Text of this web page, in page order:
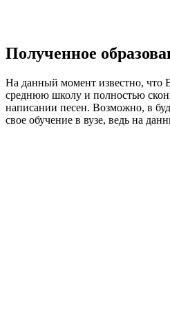
Полученное
На данный момент известно, что
среднюю школу и полностью
написании песен. Возможно, в
свое обучение в вузе, ведь на